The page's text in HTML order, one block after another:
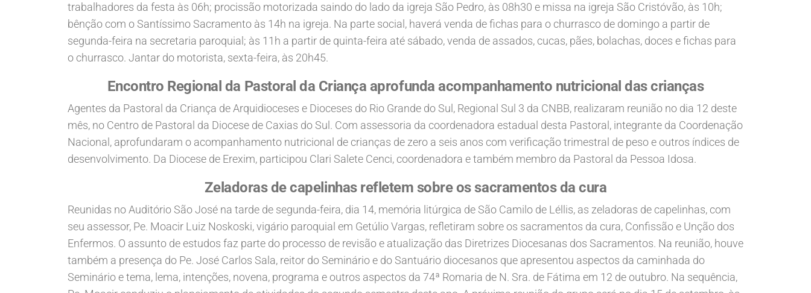
trabalhadores da festa às 06h; procissão motorizada saindo do lado da igreja São Pedro, às 08h30 e missa na igreja São Cristóvão, às 10h;
bênção com o Santíssimo Sacramento às 14h na igreja. Na parte social, haverá venda de fichas para o churrasco de domingo a partir de
segunda-feira na secretaria paroquial; às 11h a partir de quinta-feira até sábado, venda de assados, cucas, pães, bolachas, doces e fichas para
o churrasco. Jantar do motorista, sexta-feira, às 20h45.
Encontro Regional da Pastoral da Criança aprofunda acompanhamento nutricional das crianças
Agentes da Pastoral da Criança de Arquidioceses e Dioceses do Rio Grande do Sul, Regional Sul 3 da CNBB, realizaram reunião no dia 12 deste
mês, no Centro de Pastoral da Diocese de Caxias do Sul. Com assessoria da coordenadora estadual desta Pastoral, integrante da Coordenação
Nacional, aprofundaram o acompanhamento nutricional de crianças de zero a seis anos com verificação trimestral de peso e outros índices de
desenvolvimento. Da Diocese de Erexim, participou Clari Salete Cenci, coordenadora e também membro da Pastoral da Pessoa Idosa.
Zeladoras de capelinhas refletem sobre os sacramentos da cura
Reunidas no Auditório São José na tarde de segunda-feira, dia 14, memória litúrgica de São Camilo de Léllis, as zeladoras de capelinhas, com
seu assessor, Pe. Moacir Luiz Noskoski, vigário paroquial em Getúlio Vargas, refletiram sobre os sacramentos da cura, Confissão e Unção dos
Enfermos. O assunto de estudos faz parte do processo de revisão e atualização das Diretrizes Diocesanas dos Sacramentos. Na reunião, houve
também a presença do Pe. José Carlos Sala, reitor do Seminário e do Santuário diocesanos que apresentou aspectos da caminhada do
Seminário e tema, lema, intenções, novena, programa e outros aspectos da 74ª Romaria de N. Sra. de Fátima em 12 de outubro. Na sequência,